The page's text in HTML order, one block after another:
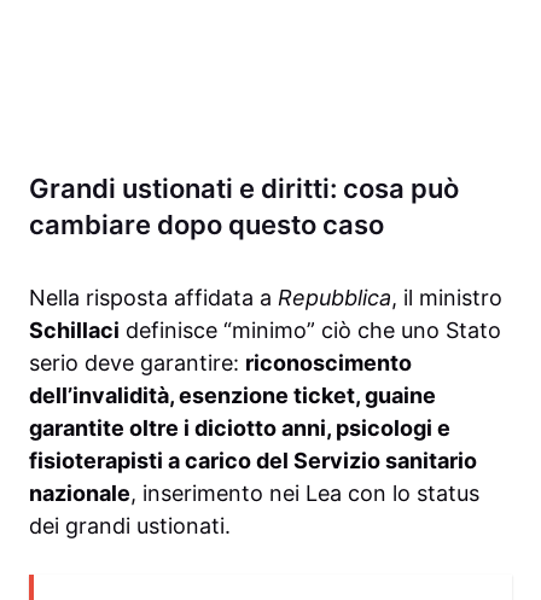
Grandi ustionati e diritti: cosa può
cambiare dopo questo caso
Nella risposta affidata a Repubblica, il ministro
Schillaci definisce “minimo” ciò che uno Stato
serio deve garantire: riconoscimento
dell’invalidità, esenzione ticket, guaine
garantite oltre i diciotto anni, psicologi e
fisioterapisti a carico del Servizio sanitario
nazionale, inserimento nei Lea con lo status
dei grandi ustionati.